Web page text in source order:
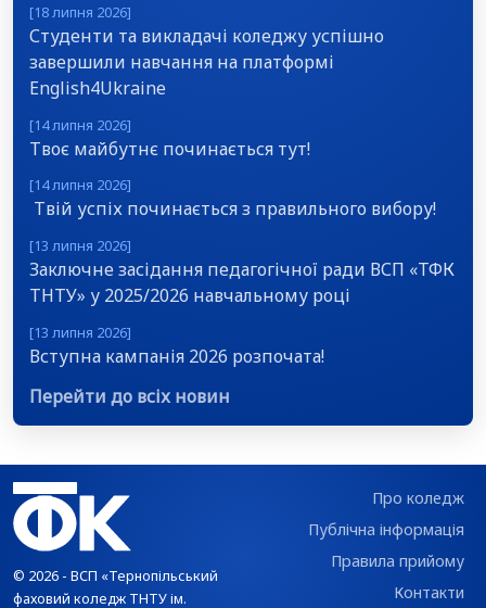
[18 липня 2026]
Студенти та викладачі коледжу успішно
завершили навчання на платформі
English4Ukraine
[14 липня 2026]
Твоє майбутнє починається тут!
[14 липня 2026]
Твій успіх починається з правильного вибору!
[13 липня 2026]
Заключне засідання педагогічної ради ВСП «ТФК
ТНТУ» у 2025/2026 навчальному році
[13 липня 2026]
Вступна кампанія 2026 розпочата!
Перейти до всіх новин
© 2026 - ВСП «Тернопільський
фаховий коледж ТНТУ ім.
Про коледж
Публічна інформація
Правила прийому
Контакти